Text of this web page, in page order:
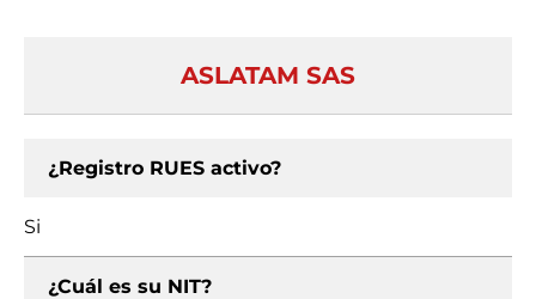
ASLATAM SAS
¿Registro RUES activo?
Si
¿Cuál es su NIT?